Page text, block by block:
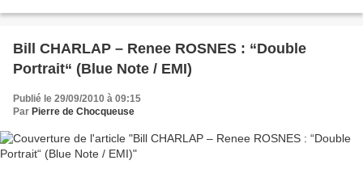
Bill CHARLAP – Renee ROSNES : “Double
Portrait“ (Blue Note / EMI)
Publié le 29/09/2010 à 09:15
Par Pierre de Chocqueuse